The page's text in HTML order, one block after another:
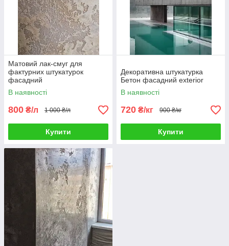
Матовий лак-смуг для
фактурних штукатурок
фасадний
В наявності
800 ₴/л 1 000 ₴/л
Купити
Декоративна штукатурка
Бетон фасадний exterior
В наявності
720 ₴/кг 900 ₴/кг
Купити